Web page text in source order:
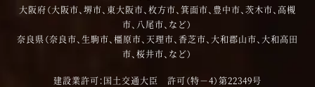
大阪府（大阪市、堺市、東大阪市、枚方市、箕面市、豊中市、茨木市、高槻
市、八尾市、など）
奈良県（奈良市、生駒市、橿原市、天理市、香芝市、大和郡山市、大和高田
市、桜井市、など）
建設業許可：国土交通大臣 許可（特－4）第22349号